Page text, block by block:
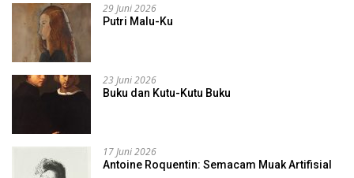
29 Juni 2026
Putri Malu-Ku
23 Juni 2026
Buku dan Kutu-Kutu Buku
17 Juni 2026
Antoine Roquentin: Semacam Muak Artifisial